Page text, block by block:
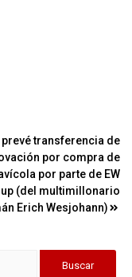
prevé transferencia de
por compra de
por parte de EW
(del multimillonario
Erich Wesjohann)